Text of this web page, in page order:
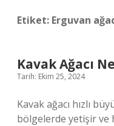
Etiket: Erguvan
Kavak Ağacı
Tarih: Ekim 25, 2024
Kavak ağacı hızlı
bölgelerde yetişir ve